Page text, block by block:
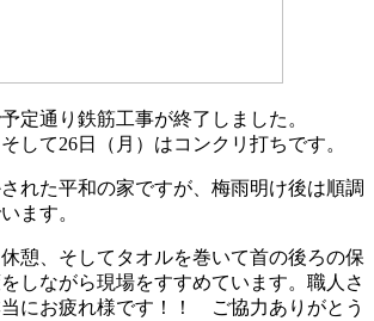
定通り鉄筋工事が終了しました。
して26日（月）はコンクリ打ちです。
れた平和の家ですが、梅雨明け後は順調
ます。
憩、そしてタオルを巻いて首の後ろの保
しながら現場をすすめています。職人さ
にお疲れ様です！！ ご協力ありがとう